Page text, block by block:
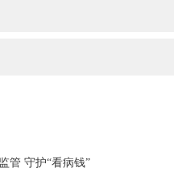
管 守护“看病钱”